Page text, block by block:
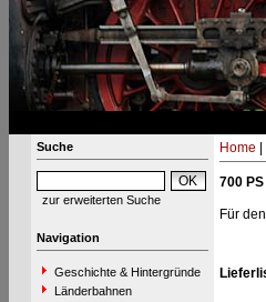
Suche
zur erweiterten Suche
Navigation
Geschichte & Hintergründe
Länderbahnen
Home
700 PS
Für